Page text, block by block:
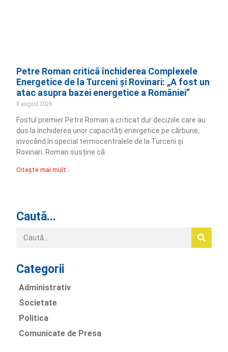
Petre Roman critică închiderea Complexele
Energetice de la Turceni și Rovinari: „A fost un
atac asupra bazei energetice a României”
8 august 2026
Fostul premier Petre Roman a criticat dur deciziile care au
dus la închiderea unor capacități energetice pe cărbune,
invocând în special termocentralele de la Turceni și
Rovinari. Roman susține că
Citește mai mult ..
Caută...
Categorii
Administrativ
Societate
Politica
Comunicate de Presa